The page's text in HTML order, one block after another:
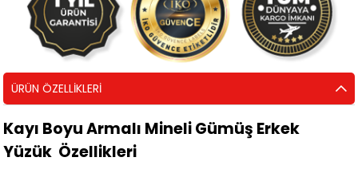
ÜRÜN ÖZELLIKLERI
Kayı Boyu Armalı Mineli Gümüş Erkek
Yüzük Özellikleri